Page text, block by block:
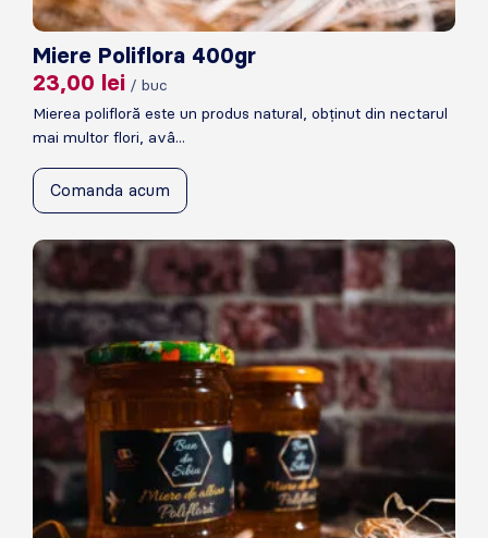
Miere Poliflora 400gr
23,00 lei / buc
Mierea polifloră este un produs natural, obținut din nectarul
mai multor flori, avâ...
Comanda acum